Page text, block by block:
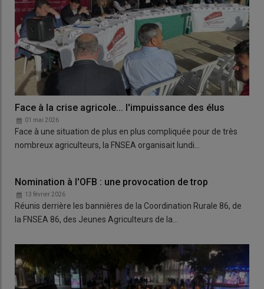
Face à la crise agricole... l'impuissance des élus
01 mai 2026
Face à une situation de plus en plus compliquée pour de très
nombreux agriculteurs, la FNSEA organisait lundi…
Nomination à l'OFB : une provocation de trop
13 février 2026
Réunis derrière les bannières de la Coordination Rurale 86, de
la FNSEA 86, des Jeunes Agriculteurs de la…